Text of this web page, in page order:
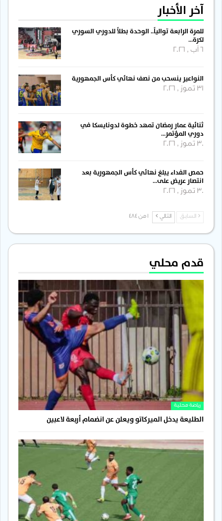
آخر الأخبار
للمرة الرابعة توالياً.. الوحدة بطلاً للدوري السوري
لكرة…
النواعير ينسحب من نصف نهائي كأس الجمهورية
31 تموز , 2026
ثنائية عمار رمضان تمهد خطوة لدونايسكا في
دوري المؤتمر…
30 تموز , 2026
حمص الفداء يبلغ نهائي كأس الجمهورية بعد
انتصار عريض على…
30 تموز , 2026
السابق التالي
قدم محلي
رياضة محلية
الطليعة يدخل الميركاتو ويعلن عن انضمام أربعة لاعبين